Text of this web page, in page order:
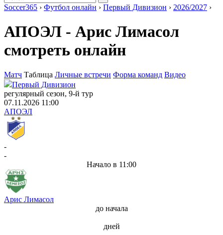
Soccer365 › Футбол онлайн › Первый Дивизион › 2026/2027 ›
АПОЭЛ - Арис Лимасол
смотреть онлайн
Матч Таблица Личные встречи Форма команд Видео
Первый Дивизион
регулярный сезон, 9-й тур
07.11.2026 11:00
АПОЭЛ
-
-
Начало в 11:00
Арис Лимасол
до начала
дней